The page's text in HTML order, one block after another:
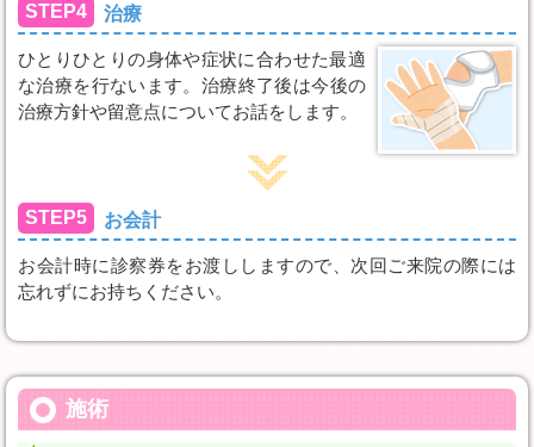
STEP4 治療
ひとりひとりの身体や症状に合わせた最適
な治療を行ないます。治療終了後は今後の
治療方針や留意点についてお話をします。
STEP5 お会計
お会計時に診察券をお渡ししますので、次回ご来院の際には
忘れずにお持ちください。
施術